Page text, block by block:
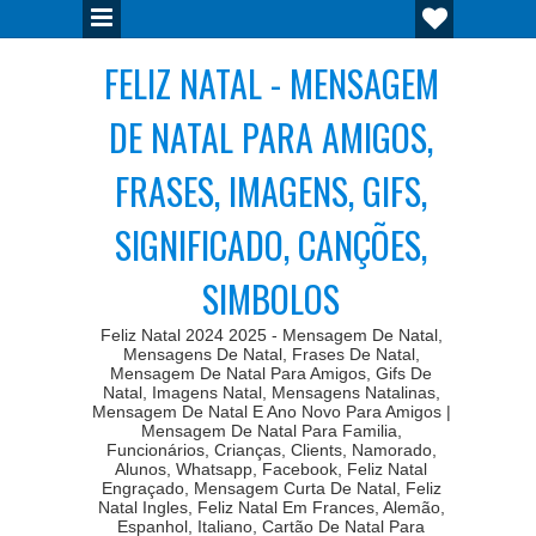
FELIZ NATAL - MENSAGEM
DE NATAL PARA AMIGOS,
FRASES, IMAGENS, GIFS,
SIGNIFICADO, CANÇÕES,
SIMBOLOS
Feliz Natal 2024 2025 - Mensagem De Natal,
Mensagens De Natal, Frases De Natal,
Mensagem De Natal Para Amigos, Gifs De
Natal, Imagens Natal, Mensagens Natalinas,
Mensagem De Natal E Ano Novo Para Amigos |
Mensagem De Natal Para Familia,
Funcionários, Crianças, Clients, Namorado,
Alunos, Whatsapp, Facebook, Feliz Natal
Engraçado, Mensagem Curta De Natal, Feliz
Natal Ingles, Feliz Natal Em Frances, Alemão,
Espanhol, Italiano, Cartão De Natal Para